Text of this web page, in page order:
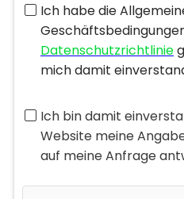
Ich habe die
Datenschutzrichtlinie
mich damit
Ich bin damit
Website meine
auf meine Anfrage